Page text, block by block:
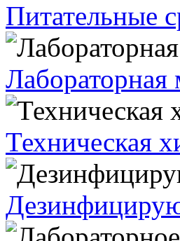
Питательные
Лабораторная
Техническая